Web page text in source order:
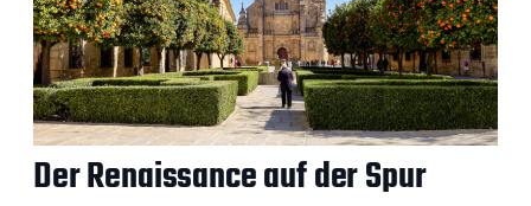
Der Renaissance auf der Spur